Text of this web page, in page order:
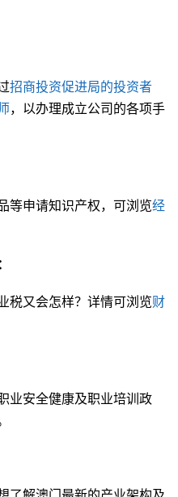
招商投资促进局的投资者
，以办理成立公司的各项手
等申请知识产权，可浏览经
税又会怎样？详情可浏览财
业安全健康及职业培训政